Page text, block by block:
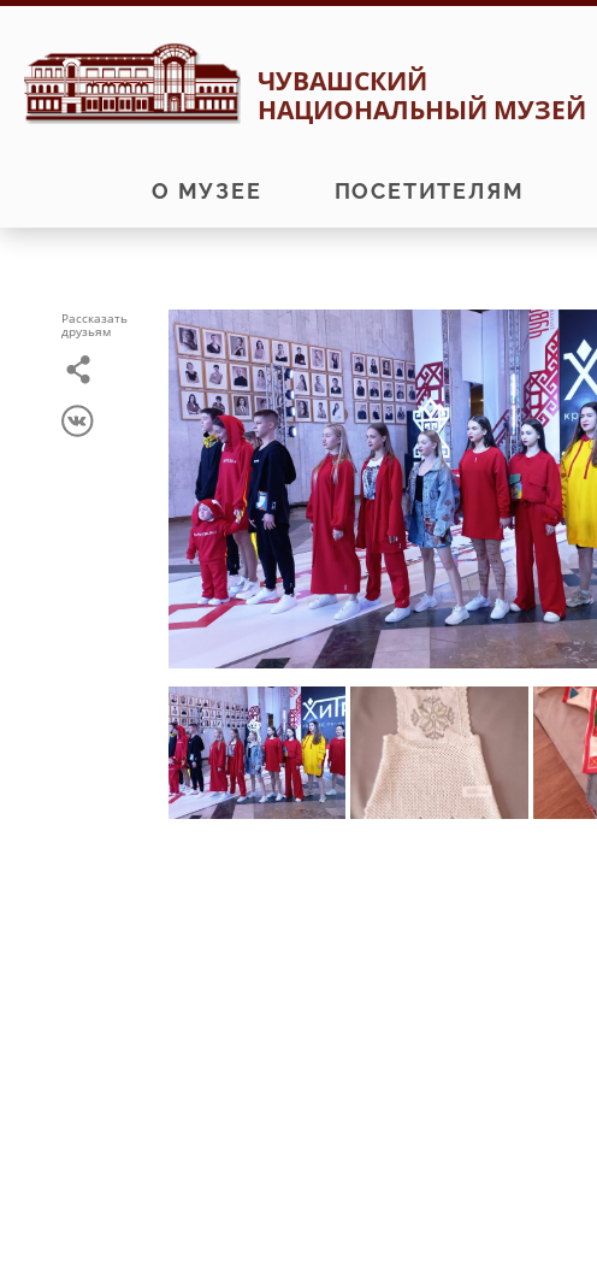
Перейти
к
навигации
Перейти
к
содержимому
ЧУВАШСКИЙ
НАЦИОНАЛЬНЫЙ МУЗЕЙ
О МУЗЕЕ ПОСЕТИТЕЛЯМ
Рассказать
друзьям